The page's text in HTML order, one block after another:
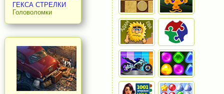
ГЕКСА СТРЕЛКИ
Головоломки